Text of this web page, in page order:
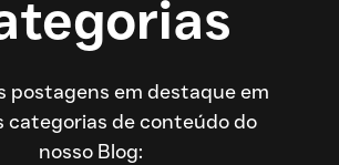
postagens em destaque em
categorias de conteúdo do
nosso Blog: